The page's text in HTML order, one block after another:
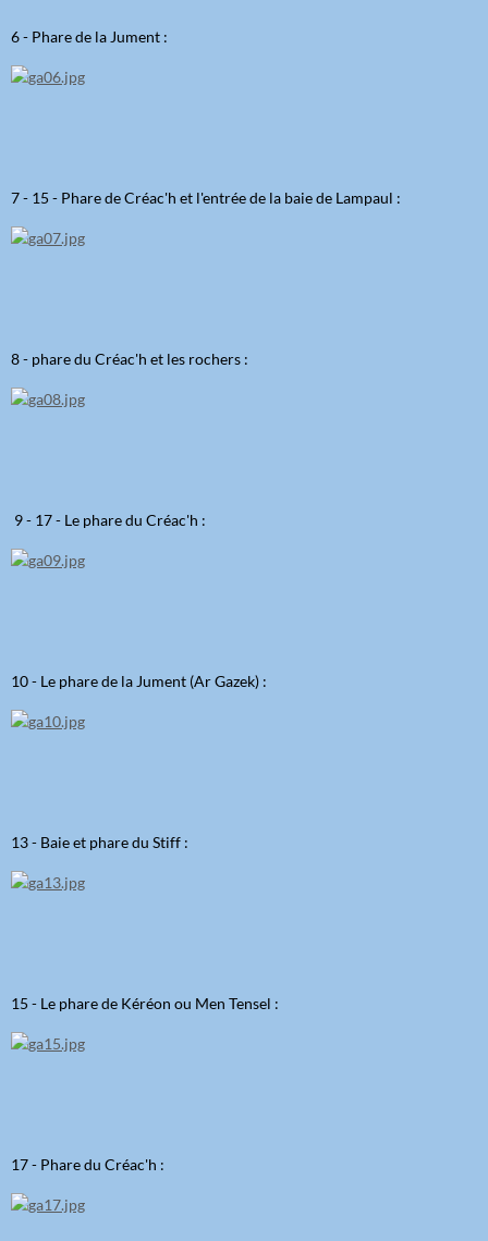
6 - Phare de la Jument :
7 - 15 - Phare de Créac'h et l'entrée de la baie de Lampaul :
8 - phare du Créac'h et les rochers :
9 - 17 - Le phare du Créac'h :
10 - Le phare de la Jument (Ar Gazek) :
13 - Baie et phare du Stiff :
15 - Le phare de Kéréon ou Men Tensel :
17 - Phare du Créac'h :